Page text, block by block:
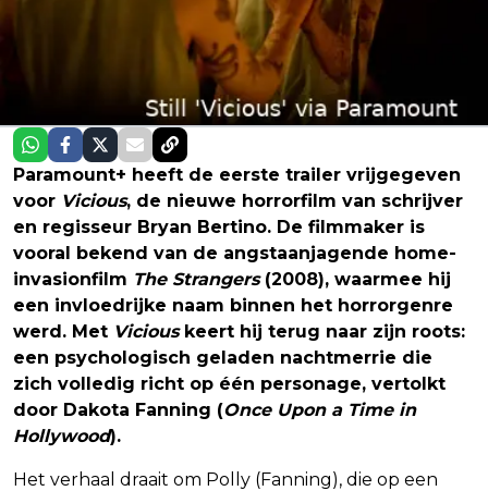
Paramount+ heeft de eerste trailer vrijgegeven
voor Vicious, de nieuwe horrorfilm van schrijver
en regisseur Bryan Bertino. De filmmaker is
vooral bekend van de angstaanjagende home-
invasionfilm The Strangers(2008), waarmee hij
een invloedrijke naam binnen het horrorgenre
werd. Met Viciouskeert hij terug naar zijn roots:
een psychologisch geladen nachtmerrie die
zich volledig richt op één personage, vertolkt
door Dakota Fanning (Once Upon a Time in
Hollywood).
Het verhaal draait om Polly (Fanning), die op een